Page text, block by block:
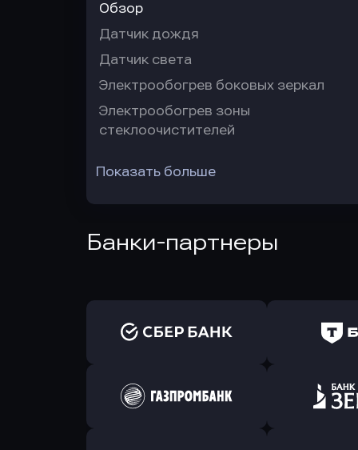
Обзор
Датчик дождя
Датчик света
Электрообогрев боковых зеркал
Электрообогрев зоны
стеклоочистителей
Показать больше
Банки-партнеры
Оправить заявку
в Сбербанк
в Т-Банк